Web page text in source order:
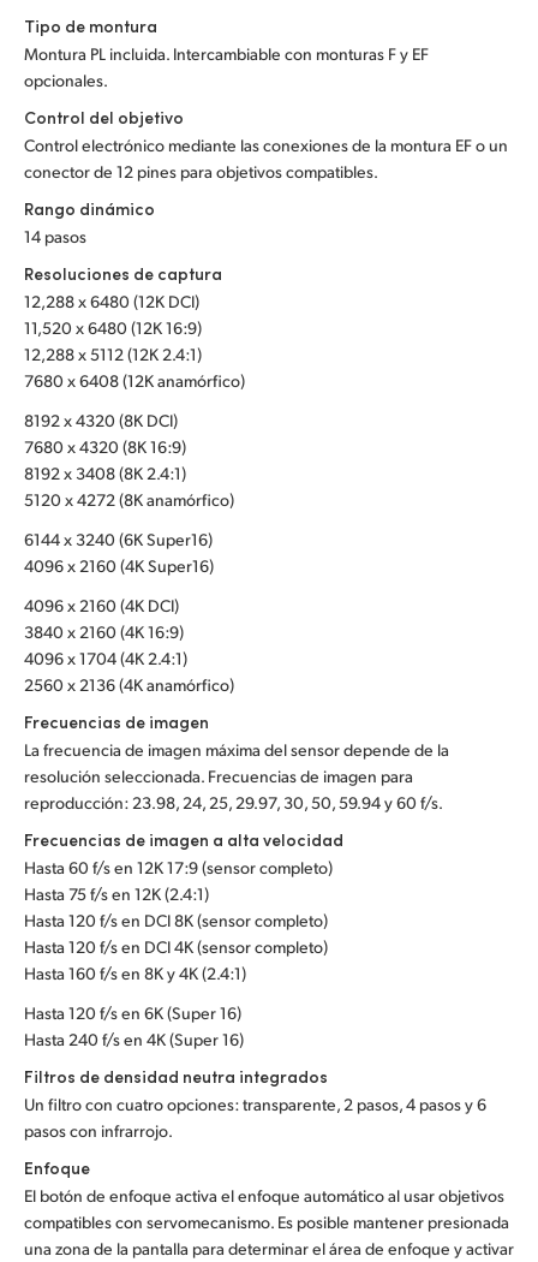
South Africa
España
Sweden
Chinese Taipei
Turkey
UAE
Ukraine
United Kingdom
United States
Tipo de montura
Montura PL incluida. Intercambiable con monturas F y EF
opcionales.
Control del objetivo
Control electrónico mediante las conexiones de la montura EF o un
conector de 12 pines para objetivos compatibles.
Rango dinámico
14 pasos
Resoluciones de captura
12,288 x 6480 (12K DCI)
11,520 x 6480 (12K 16:9)
12,288 x 5112 (12K 2.4:1)
7680 x 6408 (12K anamórfico)
8192 x 4320 (8K DCI)
7680 x 4320 (8K 16:9)
8192 x 3408 (8K 2.4:1)
5120 x 4272 (8K anamórfico)
6144 x 3240 (6K Super16)
4096 x 2160 (4K Super16)
4096 x 2160 (4K DCI)
3840 x 2160 (4K 16:9)
4096 x 1704 (4K 2.4:1)
2560 x 2136 (4K anamórfico)
Frecuencias de imagen
La frecuencia de imagen máxima del sensor depende de la
resolución seleccionada. Frecuencias de imagen para
reproducción: 23.98, 24, 25, 29.97, 30, 50, 59.94 y 60 f/s.
Frecuencias de imagen a alta velocidad
Hasta 60 f/s en 12K 17:9 (sensor completo)
Hasta 75 f/s en 12K (2.4:1)
Hasta 120 f/s en DCI 8K (sensor completo)
Hasta 120 f/s en DCI 4K (sensor completo)
Hasta 160 f/s en 8K y 4K (2.4:1)
Hasta 120 f/s en 6K (Super 16)
Hasta 240 f/s en 4K (Super 16)
Filtros de densidad neutra integrados
Un filtro con cuatro opciones: transparente, 2 pasos, 4 pasos y 6
pasos con infrarrojo.
Enfoque
El botón de enfoque activa el enfoque automático al usar objetivos
compatibles con servomecanismo. Es posible mantener presionada
una zona de la pantalla para determinar el área de enfoque y activar